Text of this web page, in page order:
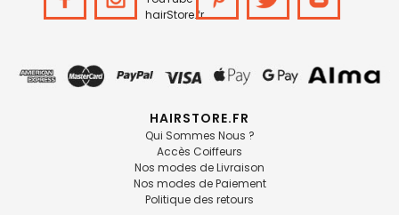
HAIRSTORE.FR
Qui Sommes Nous ?
Accès Coiffeurs
Nos modes de Livraison
Nos modes de Paiement
Politique des retours